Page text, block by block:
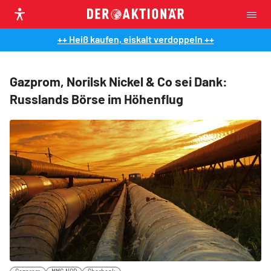
++ Heiß kaufen, eiskalt verdoppeln ++
Gazprom, Norilsk Nickel & Co sei Dank:
Russlands Börse im Höhenflug